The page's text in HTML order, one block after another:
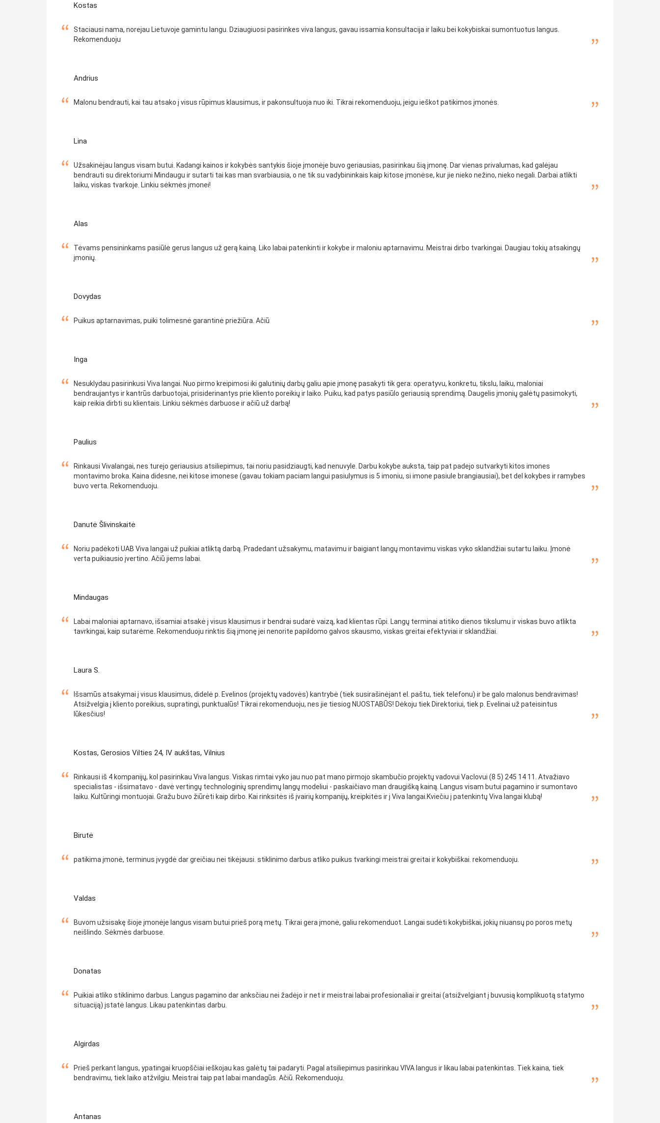
Kostas
Staciausi nama, norejau Lietuvoje gamintu langu. Dziaugiuosi pasirinkes viva langus, gavau issamia konsultacija ir laiku bei kokybiskai sumontuotus langus.
Rekomenduoju
Andrius
Malonu bendrauti, kai tau atsako į visus rūpimus klausimus, ir pakonsultuoja nuo iki. Tikrai rekomenduoju, jeigu ieškot patikimos įmonės.
Lina
Užsakinėjau langus visam butui. Kadangi kainos ir kokybės santykis šioje įmonėje buvo geriausias, pasirinkau šią įmonę. Dar vienas privalumas, kad galėjau
bendrauti su direktoriumi Mindaugu ir sutarti tai kas man svarbiausia, o ne tik su vadybininkais kaip kitose įmonėse, kur jie nieko nežino, nieko negali. Darbai atlikti
laiku, viskas tvarkoje. Linkiu sėkmės įmonei!
Alas
Tėvams pensininkams pasiūlė gerus langus už gerą kainą. Liko labai patenkinti ir kokybe ir maloniu aptarnavimu. Meistrai dirbo tvarkingai. Daugiau tokių atsakingų
įmonių.
Dovydas
Puikus aptarnavimas, puiki tolimesnė garantinė priežiūra. Ačiū
Inga
Nesuklydau pasirinkusi Viva langai. Nuo pirmo kreipimosi iki galutinių darbų galiu apie įmonę pasakyti tik gera: operatyvu, konkretu, tikslu, laiku, maloniai
bendraujantys ir kantrūs darbuotojai, prisiderinantys prie kliento poreikių ir laiko. Puiku, kad patys pasiūlo geriausią sprendimą. Daugelis įmonių galėtų pasimokyti,
kaip reikia dirbti su klientais. Linkiu sėkmės darbuose ir ačiū už darbą!
Paulius
Rinkausi Vivalangai, nes turejo geriausius atsiliepimus, tai noriu pasidziaugti, kad nenuvyle. Darbu kokybe auksta, taip pat padejo sutvarkyti kitos imones
montavimo broka. Kaina didesne, nei kitose imonese (gavau tokiam paciam langui pasiulymus is 5 imoniu, si imone pasiule brangiausiai), bet del kokybes ir ramybes
buvo verta. Rekomenduoju.
Danutė Šlivinskaitė
Noriu padėkoti UAB Viva langai už puikiai atliktą darbą. Pradedant užsakymu, matavimu ir baigiant langų montavimu viskas vyko sklandžiai sutartu laiku. Įmonė
verta puikiausio įvertino. Ačiū jiems labai.
Mindaugas
Labai maloniai aptarnavo, išsamiai atsakė į visus klausimus ir bendrai sudarė vaizą, kad klientas rūpi. Langų terminai atitiko dienos tikslumu ir viskas buvo atlikta
tavrkingai, kaip sutarėme. Rekomenduoju rinktis šią įmonę jei nenorite papildomo galvos skausmo, viskas greitai efektyviai ir sklandžiai.
Laura S.
Išsamūs atsakymai į visus klausimus, didelė p. Evelinos (projektų vadovės) kantrybė (tiek susirašinėjant el. paštu, tiek telefonu) ir be galo malonus bendravimas!
Atsižvelgia į kliento poreikius, supratingi, punktualūs! Tikrai rekomenduoju, nes jie tiesiog NUOSTABŪS! Dėkoju tiek Direktoriui, tiek p. Evelinai už pateisintus
lūkesčius!
Kostas, Gerosios Vilties 24, IV aukštas, Vilnius
Rinkausi iš 4 kompanijų, kol pasirinkau Viva langus. Viskas rimtai vyko jau nuo pat mano pirmojo skambučio projektų vadovui Vaclovui (8 5) 245 14 11. Atvažiavo
specialistas - išsimatavo - davė vertingų technologinių sprendimų langų modeliui - paskaičiavo man draugišką kainą. Langus visam butui pagamino ir sumontavo
laiku. Kultūringi montuojai. Gražu buvo žiūrėti kaip dirbo. Kai rinksitės iš įvairių kompanijų, kreipkitės ir į Viva langai.Kviečiu į patenkintų Viva langai klubą!
Birutė
patikima įmonė, terminus įvygdė dar greičiau nei tikėjausi. stiklinimo darbus atliko puikus tvarkingi meistrai greitai ir kokybiškai. rekomenduoju.
Valdas
Buvom užsisakę šioje įmonėje langus visam butui prieš porą metų. Tikrai gera įmonė, galiu rekomenduot. Langai sudėti kokybiškai, jokių niuansų po poros metų
neišlindo. Sėkmės darbuose.
Donatas
Puikiai atliko stiklinimo darbus. Langus pagamino dar anksčiau nei žadėjo ir net ir meistrai labai profesionaliai ir greitai (atsižvelgiant į buvusią komplikuotą statymo
situaciją) įstatė langus. Likau patenkintas darbu.
Algirdas
Prieš perkant langus, ypatingai kruopščiai ieškojau kas galėtų tai padaryti. Pagal atsiliepimus pasirinkau VIVA langus ir likau labai patenkintas. Tiek kaina, tiek
bendravimu, tiek laiko atžvilgiu. Meistrai taip pat labai mandagūs. Ačiū. Rekomenduoju.
Antanas